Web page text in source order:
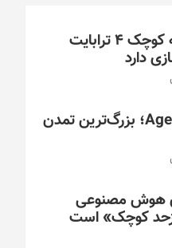
این کارت حافظه کوچک ۴ ترابایت
دارد
بازی/ Age of 2048؛ بزرگ‌ترین تمدن
هوش مصنوعی
کوچک» است